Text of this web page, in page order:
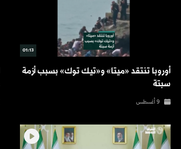
01:13
أوروبا تنتقد «ميتا» و«تيك توك» بسبب أزمة
سبتة
9 أغسطس